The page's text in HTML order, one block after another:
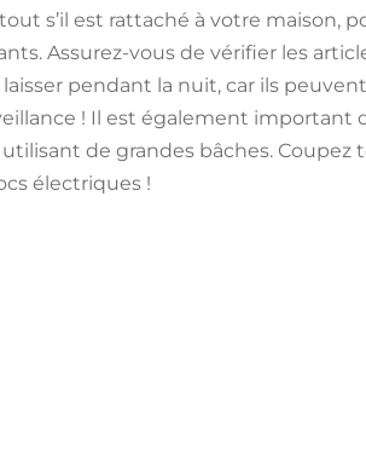
s’il est rattaché à votre maison,
Assurez-vous de vérifier les
pendant la nuit, car ils
! Il est également
de grandes bâches. Coupez
électriques !